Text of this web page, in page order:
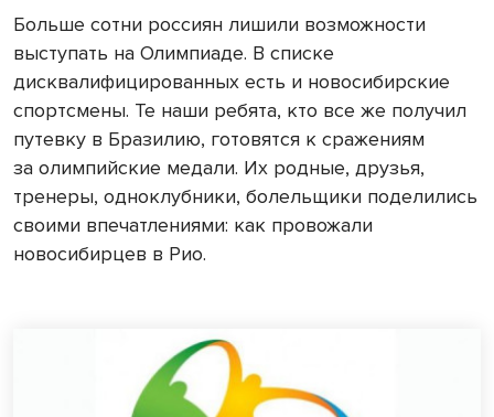
Больше сотни россиян лишили возможности
выступать на Олимпиаде. В списке
дисквалифицированных есть и новосибирские
спортсмены. Те наши ребята, кто все же получил
путевку в Бразилию, готовятся к сражениям
за олимпийские медали. Их родные, друзья,
тренеры, одноклубники, болельщики поделились
своими впечатлениями: как провожали
новосибирцев в Рио.